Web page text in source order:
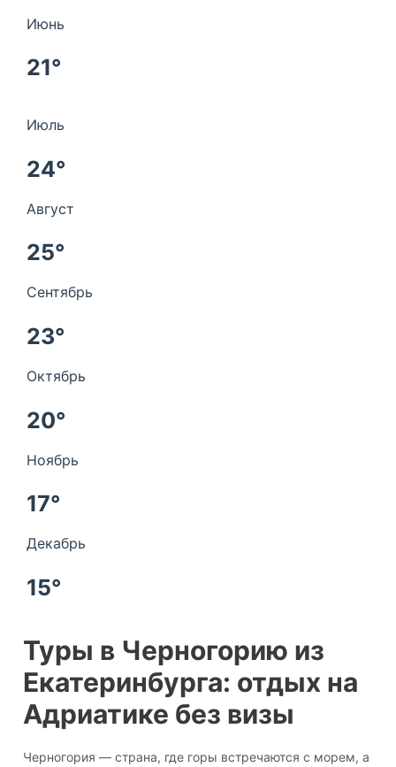
Июнь
21°
Июль
24°
Август
25°
Сентябрь
23°
Октябрь
20°
Ноябрь
17°
Декабрь
15°
Туры в Черногорию из
Екатеринбурга: отдых на
Адриатике без визы
Черногория — страна, где горы встречаются с морем, а